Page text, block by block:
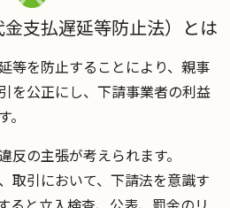
支払遅延等防止法）とは
等を防止することにより、親事
を公正にし、下請事業者の利益
の主張が考えられます。
取引において、下請法を意識す